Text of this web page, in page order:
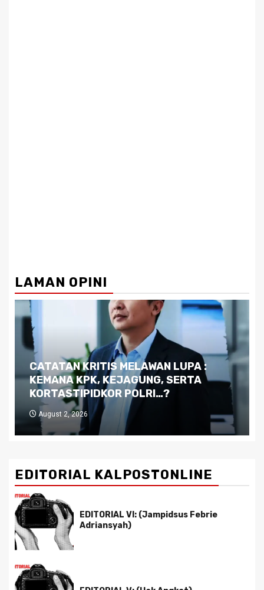
LAMAN OPINI
Dilema Kaltim di Tengah Krisis:
Kutukan Sumber Daya Alam dan
Pemimpin yang Tak Kreatif
July 29, 2026
EDITORIAL KALPOSTONLINE
EDITORIAL VI: (Jampidsus Febrie
Adriansyah)